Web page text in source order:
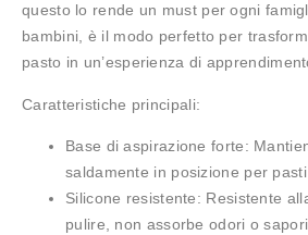
questo lo rende un must per ogni
bambini, è il modo perfetto per
pasto in un’esperienza di
Caratteristiche principali:
Base di aspirazione forte:
saldamente in posizione per pasti
Silicone resistente: Resistente
pulire, non assorbe odori o sapori.